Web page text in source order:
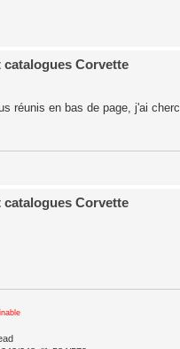
Corvette
réunis en bas de page, j'ai
Corvette